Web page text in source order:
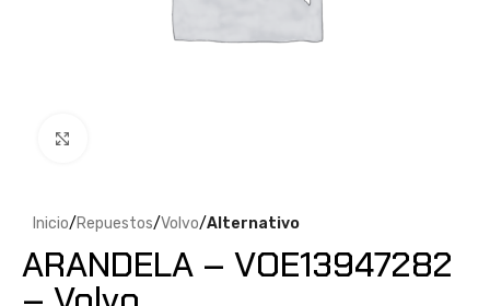
Inicio Repuestos Volvo Alternativo
ARANDELA – VOE13947282